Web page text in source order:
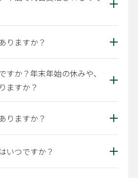
りますか？
すか？年末年始の休みや、
ますか？
りますか？
いつですか？